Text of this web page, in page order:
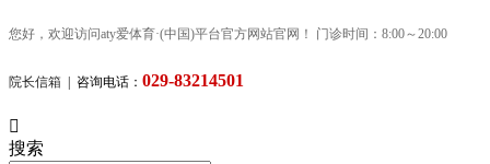
您好，欢迎访问aty爱体育·(中国)平台官方网站官网！ 门诊时间：8:00～20:00
院长信箱 | 咨询电话： 029-83214501

搜索